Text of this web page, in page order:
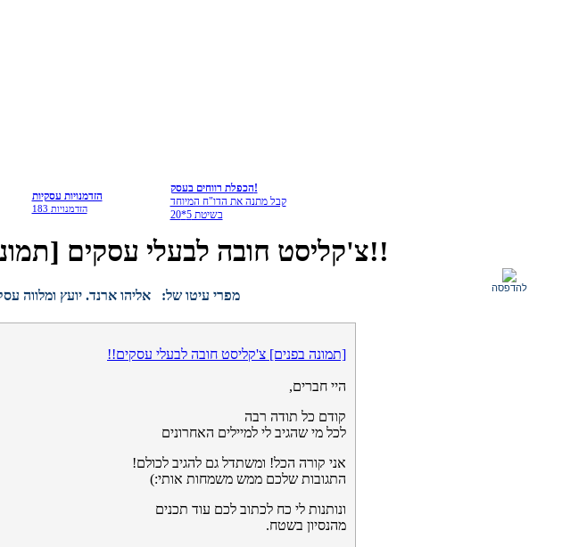
הזדמנויות עסקיות
183 הזדמנויות
הכפלת רווחים בעסק!
קבל מתנה את הדו"ח המיוחד
בשיטת 5*20
[תמונה בפנים] צ'קליסט חובה לבעלי עסקים!!
מפרי עיטו של: אליהו ארנד. יועץ ומלווה להדפסה
[תמונה בפנים] צ'קליסט חובה לבעלי עסקים!!
היי חברים,
קודם כל תודה רבה
לכל מי שהגיב לי למיילים האחרונים
אני קורה הכל! ומשתדל גם להגיב לכולם!
התגובות שלכם ממש משמחות אותי:)
ונותנות לי כח לכתוב לכם עוד תכנים
מהנסיון בשטח.